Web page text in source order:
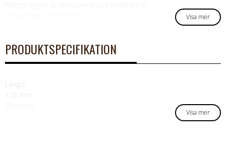
Visa mer
PRODUKTSPECIFIKATION
Längd
138 mm
Visa mer